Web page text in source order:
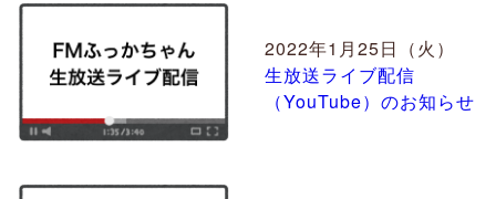
2022年1月25日（火）
生放送ライブ配信
（YouTube）のお知らせ